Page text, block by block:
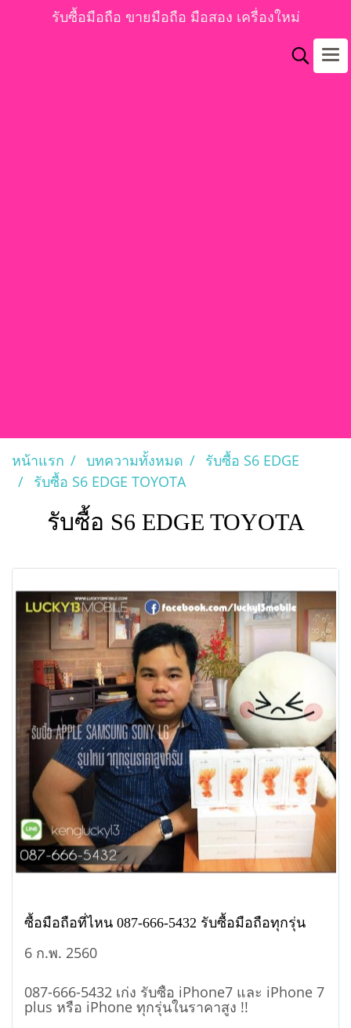
รับซื้อมือถือ ขายมือถือ มือสอง เครื่องใหม่
หน้าแรก บทความทั้งหมด
รับซื้อ S6 EDGE
รับซื้อ S6 EDGE TOYOTA
รับซื้อ S6 EDGE TOYOTA
ซื้อมือถือที่ไหน 087-666-5432 รับซื้อมือถือทุกรุ่น
6 ก.พ. 2560
087-666-5432 เก่ง รับซื้อ iPhone7 และ iPhone 7
plus หรือ iPhone ทุกรุ่นในราคาสูง !!